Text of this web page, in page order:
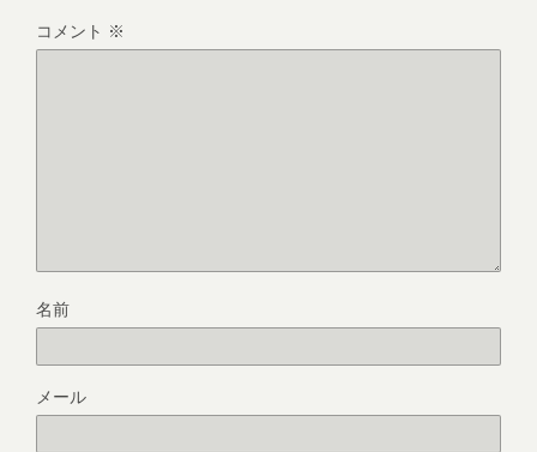
コメント ※
名前
メール